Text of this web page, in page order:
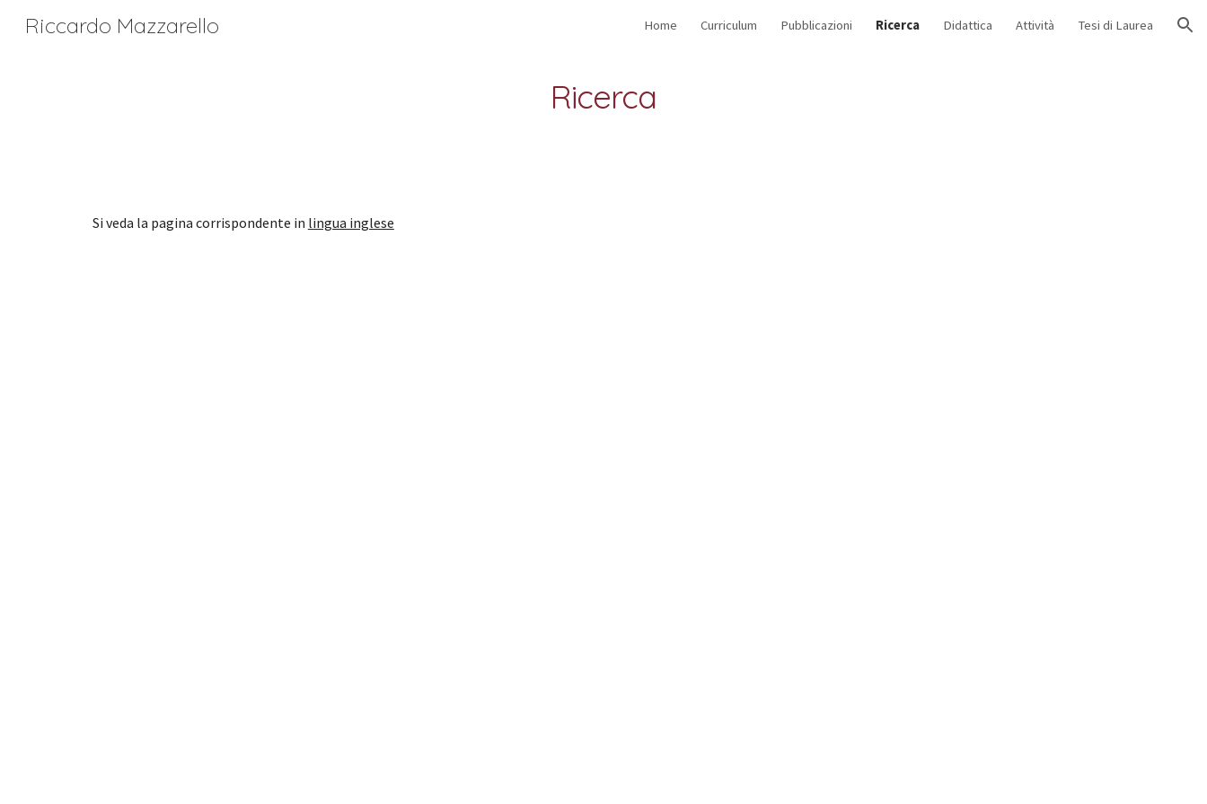
Skip to navigation
Riccardo Mazzarello Home Curriculum Pubblicazioni Ricerca Didattica Attività Tesi di Laurea
Ricerca
Si veda la pagina corrispondente in lingua inglese